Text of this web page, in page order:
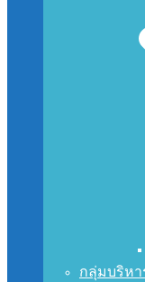
กลุ่มบริหา